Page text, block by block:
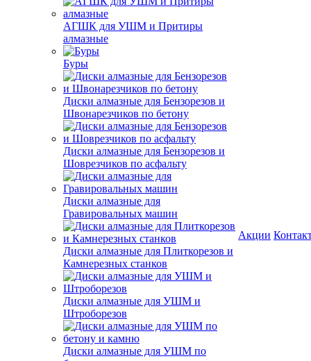
АГШК для УШМ и Притиры
алмазные
Буры
Диски алмазные для Бензорезов и
Швонарезчиков по бетону
Диски алмазные для Бензорезов и
Шоврезчиков по асфальту
Диски алмазные для
Гравировальных машин
Диски алмазные для Плиткорезов и
Камнерезных станков
Диски алмазные для УШМ и
Штроборезов
Диски алмазные для УШМ по
Акции